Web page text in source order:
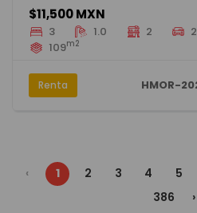
$11,500 MXN
3 1.0 2 2
109m2
Renta HMOR-
‹ 1 2 3 4 5
386
›